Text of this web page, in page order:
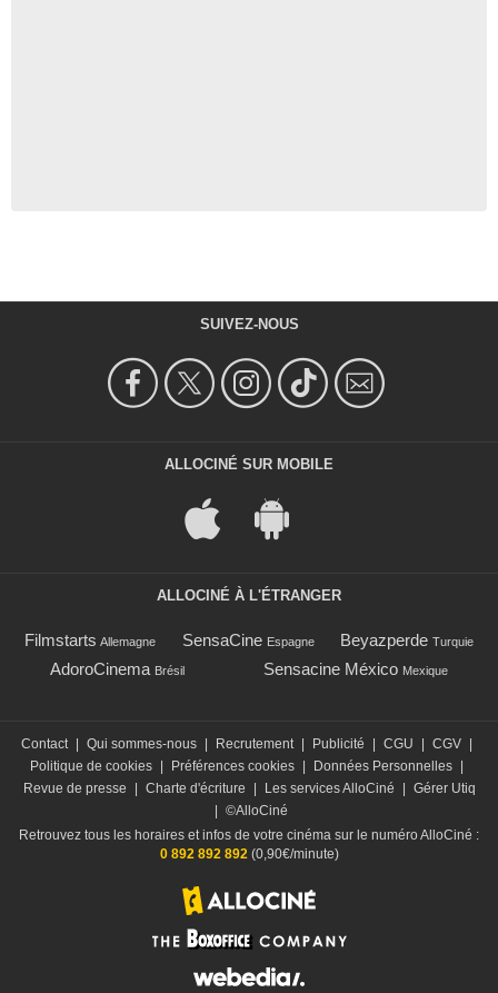
SUIVEZ-NOUS
ALLOCINÉ SUR MOBILE
ALLOCINÉ À L'ÉTRANGER
Filmstarts Allemagne SensaCine Espagne Beyazperde Turquie
AdoroCinema Brésil Sensacine México Mexique
Contact Qui sommes-nous Recrutement Publicité CGU CGV
Politique de cookies
Préférences cookies Données Personnelles
Revue de presse
Charte d'écriture Les services AlloCiné
Gérer Utiq
©AlloCiné
Retrouvez tous les horaires et infos de votre cinéma sur le numéro AlloCiné :
0 892 892 892(0,90€/minute)